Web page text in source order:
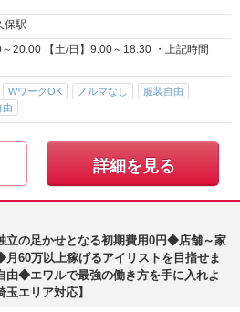
保駅
～20:00 【土/日】9:00～18:30 ・上記時間
WワークOK ノルマなし
服装自由
由
詳細を見る
立の足かせとなる初期費用0円◆店舗～家
60万以上稼げるアイリストを目指せま
◆エワルで最強の働き方を手に入れよ
エリア対応】